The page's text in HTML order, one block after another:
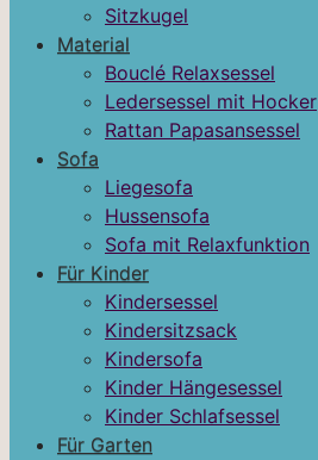
Sitzkugel
Material
Bouclé Relaxsessel
Ledersessel mit Hocker
Rattan Papasansessel
Sofa
Liegesofa
Hussensofa
Sofa mit Relaxfunktion
Für Kinder
Kindersessel
Kindersitzsack
Kindersofa
Kinder Hängesessel
Kinder Schlafsessel
Für Garten